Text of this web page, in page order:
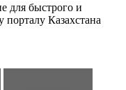
для быстрого и
порталу Казахстана